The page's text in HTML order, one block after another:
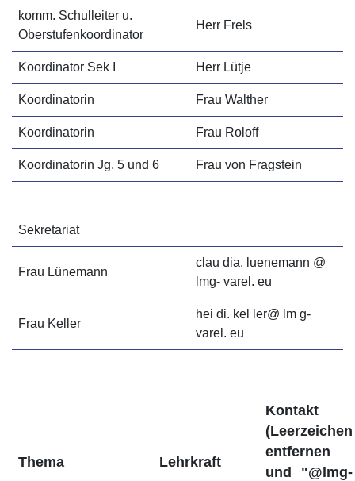
komm. Schulleiter u.
Oberstufenkoordinator
Herr Frels
Koordinator Sek I Herr Lütje
Koordinatorin Frau Walther
Koordinatorin Frau Roloff
Koordinatorin Jg. 5 und 6 Frau von Fragstein
Sekretariat
Frau Lünemann
clau dia. luenemann @
lmg- varel. eu
Frau Keller
hei di. kel ler@ lm g-
varel. eu
Thema Lehrkraft
Kontakt
(Leerzeichen
entfernen
und "@lmg-